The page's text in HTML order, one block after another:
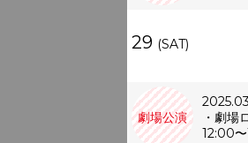
29 (SAT)
劇場公演
・劇場
12:00